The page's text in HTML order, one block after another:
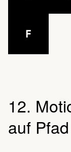
F
12.
auf Pfad